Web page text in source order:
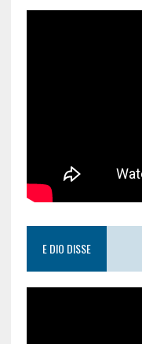
E DIO DISSE